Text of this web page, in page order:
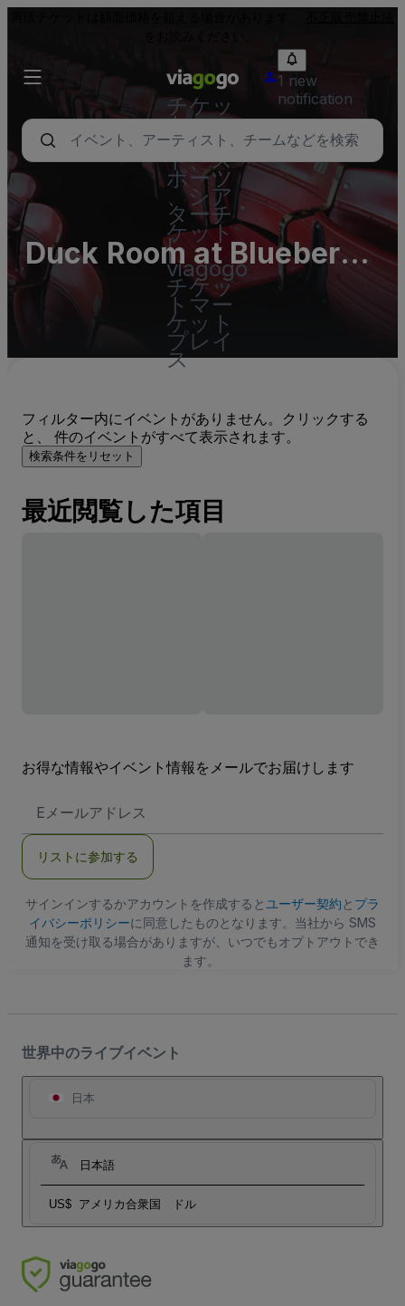
チケッ
ト - コ
ンサー
ト、ス
ポーツ
、シア
ターチ
ケット
|
viagogo
チケッ
トマー
ケット
プレイ
ス
1 new
notification
Duck Room at Blueberry
Hill Parking Lots
フィルター内にイベントがありません。クリックする
と、 件のイベントがすべて表示されます。
検索条件をリセット
最近閲覧した項目
お得な情報やイベント情報をメールでお届けします
メ
ア
ス
リストに参加する
サインインするかアカウントを作成すると ユーザー契約と プラ
イバシーポリシーに同意したものとなります。当社から SMS
通知を受け取る場合がありますが、いつでもオプトアウトでき
ます。
世界中のライブイベント
日本
日本語
US$ アメリカ合衆国 ドル